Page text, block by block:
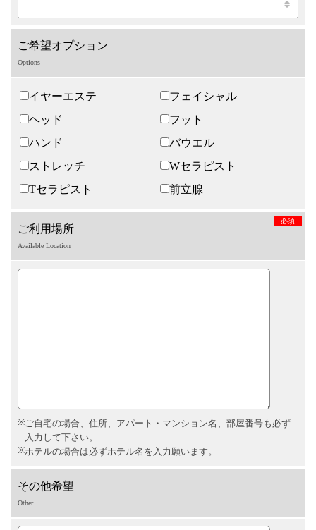
ご希望オプション
Options
イヤーエステ
フェイシャル
ヘッド
フット
ハンド
バウエル
ストレッチ
Wセラピスト
Tセラピスト
前立腺
ご利用場所
必須
Available Location
ご自宅の場合、住所、アパート・マンション名、部屋番号も必ず
入力して下さい。
ホテルの場合は必ずホテル名を入力願います。
その他希望
Other